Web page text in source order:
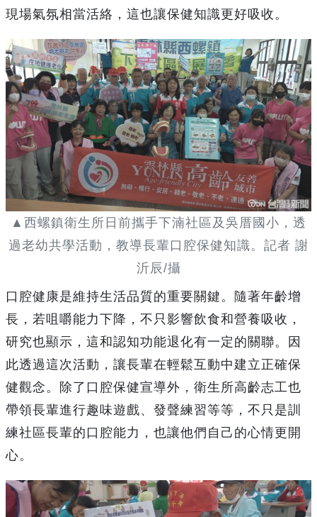
現場氣氛相當活絡，這也讓保健知識更好吸收。
▲西螺鎮衛生所日前攜手下湳社區及吳厝國小，透
過老幼共學活動，教導長輩口腔保健知識。記者 謝
沂辰/攝
口腔健康是維持生活品質的重要關鍵。隨著年齡增
長，若咀嚼能力下降，不只影響飲食和營養吸收，
研究也顯示，這和認知功能退化有一定的關聯。因
此透過這次活動，讓長輩在輕鬆互動中建立正確保
健觀念。除了口腔保健宣導外，衛生所高齡志工也
帶領長輩進行趣味遊戲、發聲練習等等，不只是訓
練社區長輩的口腔能力，也讓他們自己的心情更開
心。